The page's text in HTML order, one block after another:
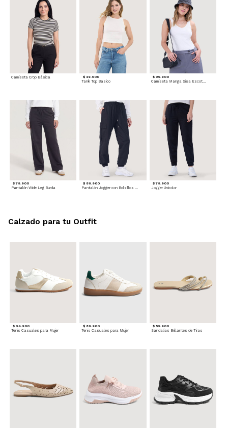
Camiseta Crop Básica $ 29.900
Tank Top Basico
$ 29.900
$ 79.900
Pantalón Wide Leg Burda
$ 89.900
Pantalón Jogger con Bolsillos Cargo
$ 79.900
Jogger Unicolor
$ 94.900
Tenis Casuales para Mujer
$ 89.900
Tenis Casuales para Mujer
$ 59.900
Sandalias Brillantes de Tiras
Calzado para tu Outfit